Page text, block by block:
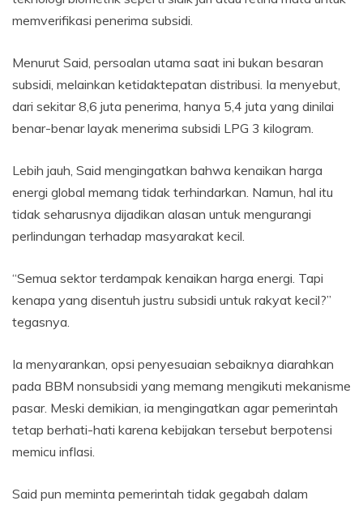
memverifikasi penerima subsidi.
Menurut Said, persoalan utama saat ini bukan besaran
subsidi, melainkan ketidaktepatan distribusi. Ia menyebut,
dari sekitar 8,6 juta penerima, hanya 5,4 juta yang dinilai
benar-benar layak menerima subsidi LPG 3 kilogram.
Lebih jauh, Said mengingatkan bahwa kenaikan harga
energi global memang tidak terhindarkan. Namun, hal itu
tidak seharusnya dijadikan alasan untuk mengurangi
perlindungan terhadap masyarakat kecil.
“Semua sektor terdampak kenaikan harga energi. Tapi
kenapa yang disentuh justru subsidi untuk rakyat kecil?”
tegasnya.
Ia menyarankan, opsi penyesuaian sebaiknya diarahkan
pada BBM nonsubsidi yang memang mengikuti mekanisme
pasar. Meski demikian, ia mengingatkan agar pemerintah
tetap berhati-hati karena kebijakan tersebut berpotensi
memicu inflasi.
Said pun meminta pemerintah tidak gegabah dalam